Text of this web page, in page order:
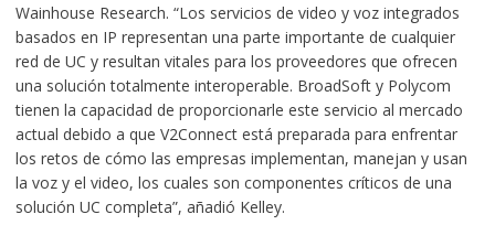
Wainhouse Research. “Los servicios de video y voz integrados
basados en IP representan una parte importante de cualquier
red de UC y resultan vitales para los proveedores que ofrecen
una solución totalmente interoperable. BroadSoft y Polycom
tienen la capacidad de proporcionarle este servicio al mercado
actual debido a que V2Connect está preparada para enfrentar
los retos de cómo las empresas implementan, manejan y usan
la voz y el video, los cuales son componentes críticos de una
solución UC completa”, añadió Kelley.